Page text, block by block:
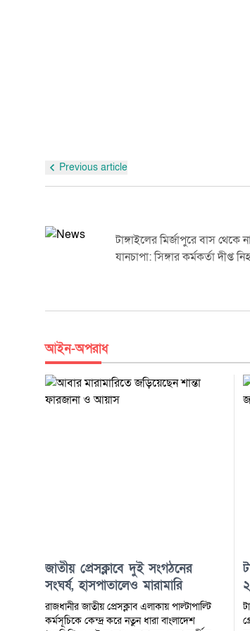
Previous article
টাঙ্গাইলের মির্জাপুরে বাস থেকে নামতেই অজ্ঞাত
যানচাপা: সিঙ্গার কর্মকর্তা দীপ্ত
আইন-অপরাধ
জাতীয় প্রেসক্লাবে দুই সংগঠনের
সংঘর্ষ, হাসপাতালেও মারামারি
রাজধানীর জাতীয় প্রেসক্লাব এলাকায় পাল্টাপাল্টি
কর্মসূচিকে কেন্দ্র করে নতুন ধারা বাংলাদেশ